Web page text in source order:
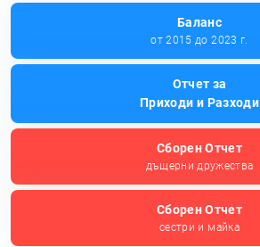
Баланс
от 2015 до 2023 г.
Отчет за
Приходи и Разходи
Сборен Отчет
дъщерни дружества
Сборен Отчет
сестри и майка